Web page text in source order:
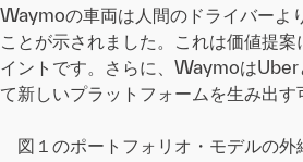
Waymoの車両は人間のドライバーよ
ことが示されました。これは価値提
イントです。さらに、WaymoはUber
て新しいプラットフォームを生み出す
図１のポートフォリオ・モデルの外